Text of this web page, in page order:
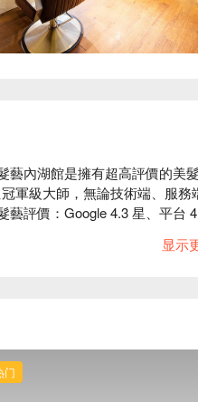
藝內湖館是擁有超高評價的美
軍級大師，無論技術端、服務
藝評價：Google 4.3 星、平台
藝推薦：全集團體系從飲品到
显示
门